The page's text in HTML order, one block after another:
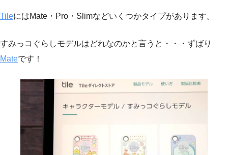
TileにはMate・Pro・Slimなどいくつかタイプがあります。
すみっコぐらしモデルはどれなのかと言うと・・・ずばり
Mateです！